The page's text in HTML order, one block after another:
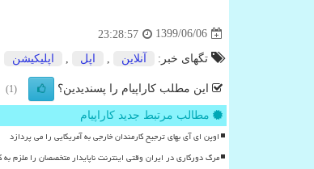
1399/06/06
23:28:57
تگهای خبر: آنلاین اپل اپلیكیشن
این مطلب کاراپیام را پسندیدین؟ (1)
مطالب مرتبط جدید کاراپیام
اوپن ای آی بهای ترجیح کارمندان خارجی به آمریکایی را می پردازد
مرگ دورکاری در ایران وقتی اینترنت ناپایدار متخصصان را ملزم